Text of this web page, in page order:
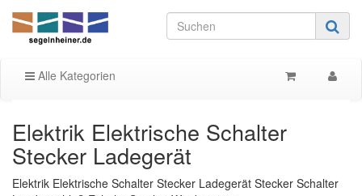
Alle Kategorien
Elektrik Elektrische Schalter
Stecker Ladegerät
Elektrik Elektrische Schalter Stecker Ladegerät Stecker Schalter